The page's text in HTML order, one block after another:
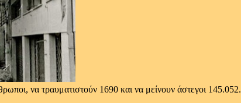
να τραυματιστούν 1690 και να μείνουν άστεγοι 145.052.